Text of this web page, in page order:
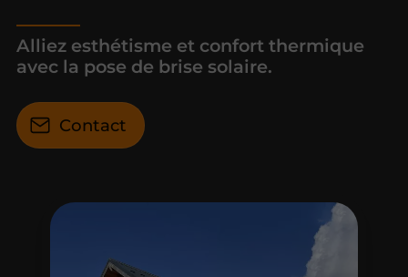
Alliez esthétisme et confort thermique
avec la pose de brise solaire.
Contact